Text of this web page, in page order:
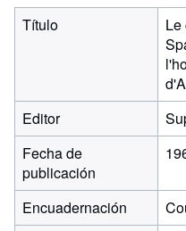
Título
Le
Editor
Fecha de
publicación
Encuadernación